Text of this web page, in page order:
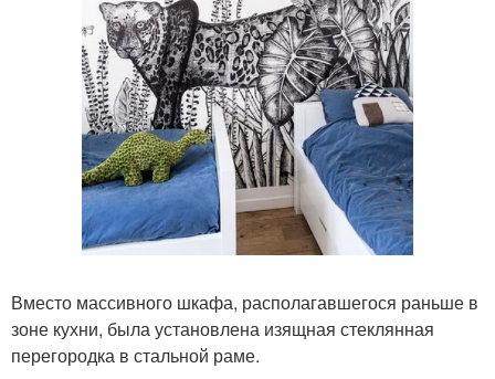
Вместо массивного шкафа, располагавшегося раньше в
зоне кухни, была установлена изящная стеклянная
перегородка в стальной раме.